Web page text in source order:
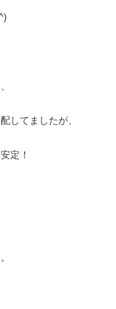
してましたが、
定！